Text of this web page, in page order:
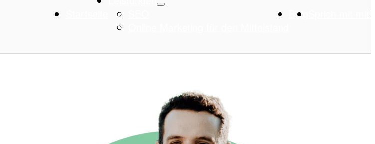
Blog Sprich mit mir!